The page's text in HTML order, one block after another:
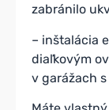
zabránilo
– inštalácia
diaľkovým
v garážach